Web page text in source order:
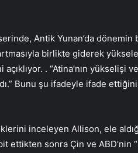
Antik Yunan’da dönemin
birlikte giderek
. “Atina’nın yükselişi
Bunu şu ifadeyle ifade ettiğini
inceleyen Allison, ele
ettikten sonra Çin ve ABD’nin